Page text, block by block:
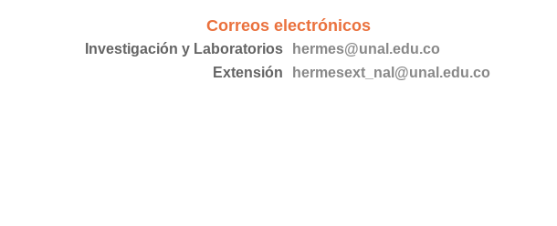
Correos electrónicos
Investigación y Laboratorios
hermes@unal.edu.co
Extensión
hermesext_nal@unal.edu.co